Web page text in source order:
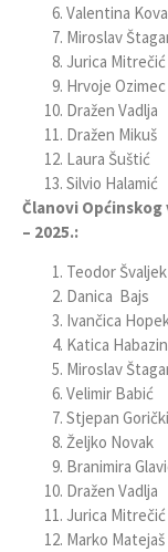
Valentina
Miroslav
Jurica Mitrečić
Hrvoje Ozimec
Dražen Vadlja
Dražen Mikuš
Laura Šuštić
Silvio Halamić
Članovi Općinskog
– 2025.:
Teodor Švaljek
Danica Bajs
Ivančica
Katica Habazin
Miroslav
Velimir Babić
Stjepan Gorički
Željko Novak
Branimira
Dražen Vadlja
Jurica Mitrečić
Marko Matejaš